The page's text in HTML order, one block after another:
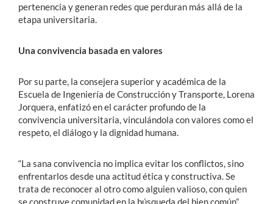
pertenencia y generan redes que perduran más allá de la
etapa universitaria.
Una convivencia basada en valores
Por su parte, la consejera superior y académica de la
Escuela de Ingeniería de Construcción y Transporte, Lorena
Jorquera, enfatizó en el carácter profundo de la
convivencia universitaria, vinculándola con valores como el
respeto, el diálogo y la dignidad humana.
“La sana convivencia no implica evitar los conflictos, sino
enfrentarlos desde una actitud ética y constructiva. Se
trata de reconocer al otro como alguien valioso, con quien
se construye comunidad en la búsqueda del bien común”,